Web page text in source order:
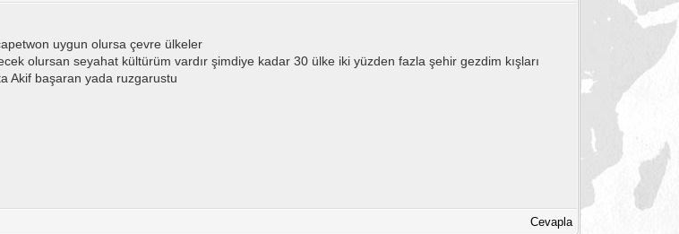
uygun olursa çevre ülkeler
olursan seyahat kültürüm vardır şimdiye kadar 30 ülke iki yüzden fazla şehir gezdim kışları
Akif başaran yada ruzgarustu
Cevapla